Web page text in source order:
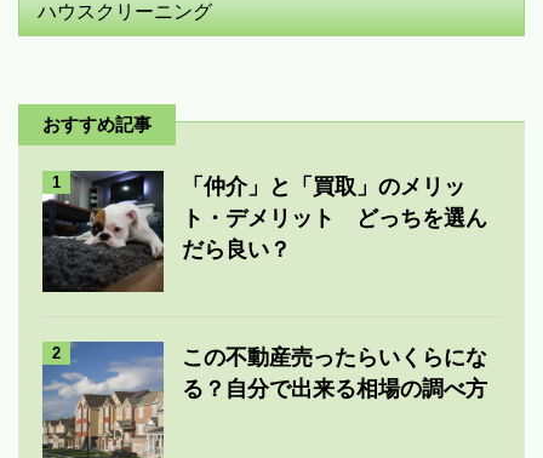
ハウスクリーニング
おすすめ記事
1
「仲介」と「買取」のメリッ
ト・デメリット どっちを選ん
だら良い？
2
この不動産売ったらいくらにな
る？自分で出来る相場の調べ方